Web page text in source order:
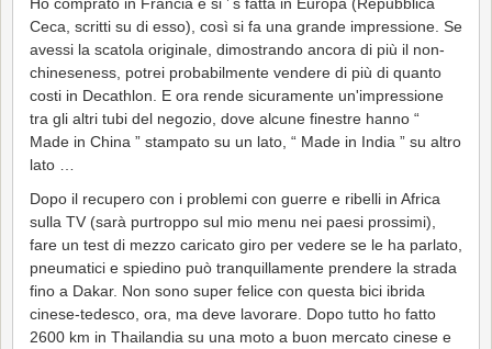
Ceca, scritti su di esso), così si fa una grande impressione. Se
avessi la scatola originale, dimostrando ancora di più il non-
chineseness, potrei probabilmente vendere di più di quanto
costi in Decathlon. E ora rende sicuramente un'impressione
tra gli altri tubi del negozio, dove alcune finestre hanno “
Made in China ” stampato su un lato, “ Made in India ” su altro
lato …
Dopo il recupero con i problemi con guerre e ribelli in Africa
sulla TV (sarà purtroppo sul mio menu nei paesi prossimi),
fare un test di mezzo caricato giro per vedere se le ha parlato,
pneumatici e spiedino può tranquillamente prendere la strada
fino a Dakar. Non sono super felice con questa bici ibrida
cinese-tedesco, ora, ma deve lavorare. Dopo tutto ho fatto
2600 km in Thailandia su una moto a buon mercato cinese e